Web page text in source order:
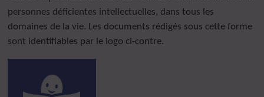
personnes déficientes intellectuelles, dans tous les
domaines de la vie. Les documents rédigés sous cette forme
sont identifiables par le logo ci-contre.